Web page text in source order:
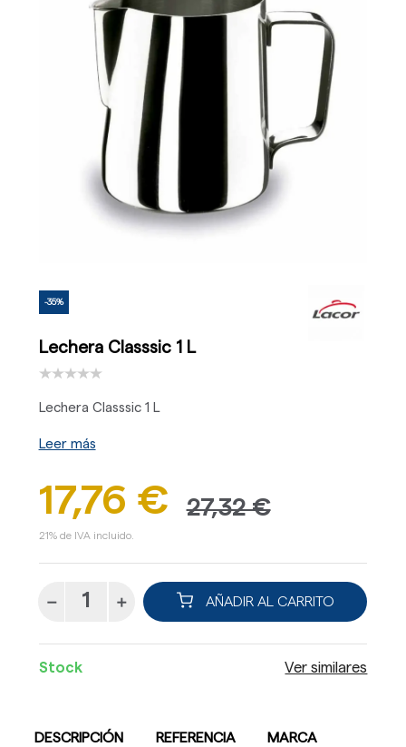
-35%
Lechera Classsic 1 L
Lechera Classsic 1 L
Leer más
17,76 € 27,32 €
21% de IVA incluido.
AÑADIR AL CARRITO
Stock Ver similares
DESCRIPCIÓN REFERENCIA MARCA